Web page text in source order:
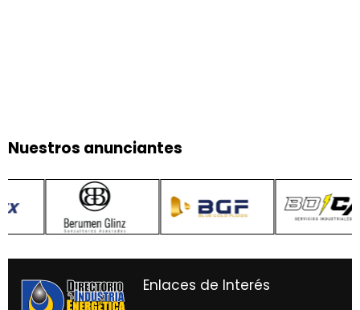
Nuestros anunciantes
Enlaces de Interés